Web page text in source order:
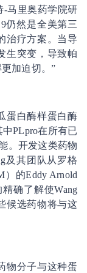
-马里奥药学院研
仍然是全美第三
治疗方案。当导
生突变，导致帕
加迫切。”
蛋白酶样蛋白酶
中PLpro在所有已
。开发这类药物
及其团队从罗格
的Eddy Arnold
确了解使Wang
候选药物将与这
物分子与这种蛋